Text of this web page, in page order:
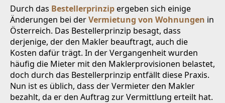
Durch das Bestellerprinzipergeben sich einige
Änderungen bei derVermietung von Wohnungen in
Österreich. Das Bestellerprinzip besagt, dass
derjenige, der den Makler beauftragt, auch die
Kosten dafür trägt. In der Vergangenheit wurden
häufig die Mieter mit den Maklerprovisionen belastet,
doch durch das Bestellerprinzip entfällt diese Praxis.
Nun ist es üblich, dass der Vermieter den Makler
bezahlt, da er den Auftrag zur Vermittlung erteilt hat.